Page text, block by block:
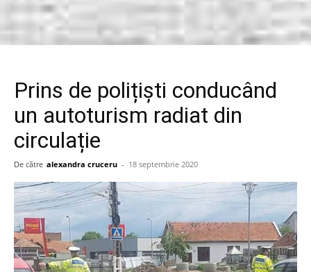
Prins de polițiști conducând
un autoturism radiat din
circulație
De către alexandra cruceru - 18 septembrie 2020